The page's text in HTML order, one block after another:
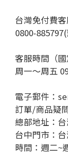
台灣免付費客
0800-
客服時間（
周一～周五
電子郵件：
訂單/商品疑
總部地址：
台中門市：
時間：週二~